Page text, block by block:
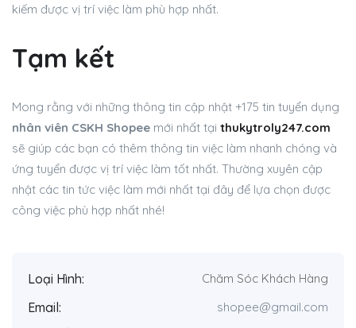
kiếm được vị trí việc làm phù hợp nhất.
Tạm kết
Mong rằng với những thông tin cập nhật +175 tin tuyển dụng
nhân viên CSKH Shopee mới nhất tại thukytroly247.com
sẽ giúp các bạn có thêm thông tin việc làm nhanh chóng và
ứng tuyển được vị trí việc làm tốt nhất. Thường xuyên cập
nhật các tin tức việc làm mới nhất tại đây để lựa chọn được
công việc phù hợp nhất nhé!
Loại Hình: Chăm Sóc Khách Hàng
Email: shopee@gmail.com